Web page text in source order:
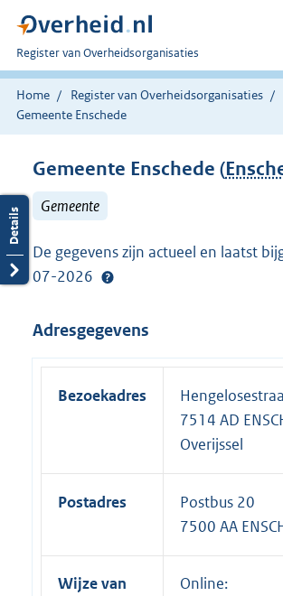
U
bent
nu
hier:
Register van Overheidsorganisaties
Home Register van Overheidsorganisaties
Gemeente Enschede
Gemeente Enschede (
Gemeente
De gegevens zijn actueel en laatst
07-2026
Adresgegevens
Bezoekadres
7514 AD
Overijssel
Postadres
Postbus 20
7500 AA
Wijze van
Online: